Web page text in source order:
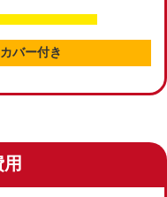
バー付き